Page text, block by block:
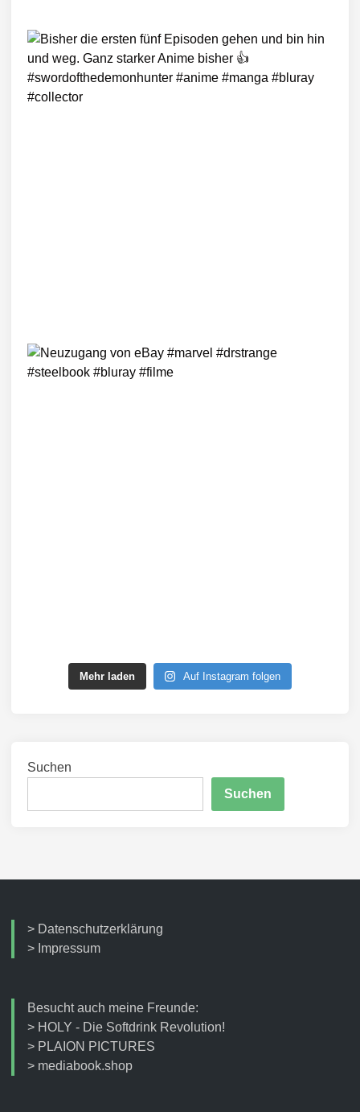
Mehr laden Auf Instagram folgen
Suchen
Suchen
> Datenschutzerklärung
> Impressum
Besucht auch meine Freunde:
> HOLY - Die Softdrink Revolution!
> PLAION PICTURES
> mediabook.shop